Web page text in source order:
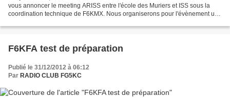
vous annoncer le meeting ARISS entre l'école des Muriers et ISS sous la
coordination technique de F6KMX. Nous organiserons pour l'évènement un
F6KFA test de préparation
Publié le 31/12/2012 à 06:12
Par RADIO CLUB FG5KC